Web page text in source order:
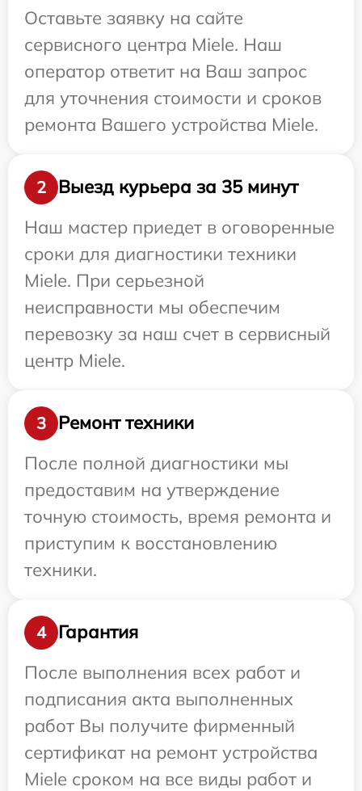
Оставьте заявку на сайте
сервисного центра Miele. Наш
оператор ответит на Ваш запрос
для уточнения стоимости и сроков
ремонта Вашего устройства Miele.
2
Выезд курьера за 35 минут
Наш мастер приедет в оговоренные
сроки для диагностики техники
Miele. При серьезной
неисправности мы обеспечим
перевозку за наш счет в сервисный
центр Miele.
3
Ремонт техники
После полной диагностики мы
предоставим на утверждение
точную стоимость, время ремонта и
приступим к восстановлению
техники.
4
Гарантия
После выполнения всех работ и
подписания акта выполненных
работ Вы получите фирменный
сертификат на ремонт устройства
Miele сроком на все виды работ и